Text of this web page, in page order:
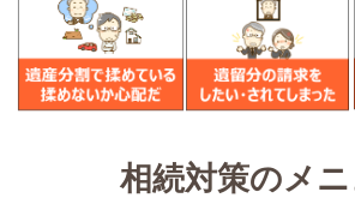
相続対策のメ